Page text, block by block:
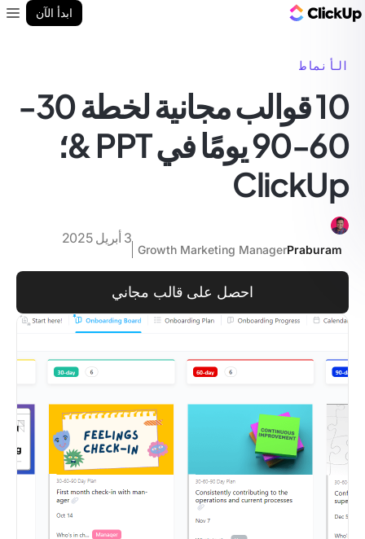
ابدأ الآن
الأنماط
10 قوالب مجانية لخطة 30-
60-90 يومًا في PPT &؛
ClickUp
Praburam
Growth Marketing Manager
3 أبريل 2025
احصل على قالب مجاني